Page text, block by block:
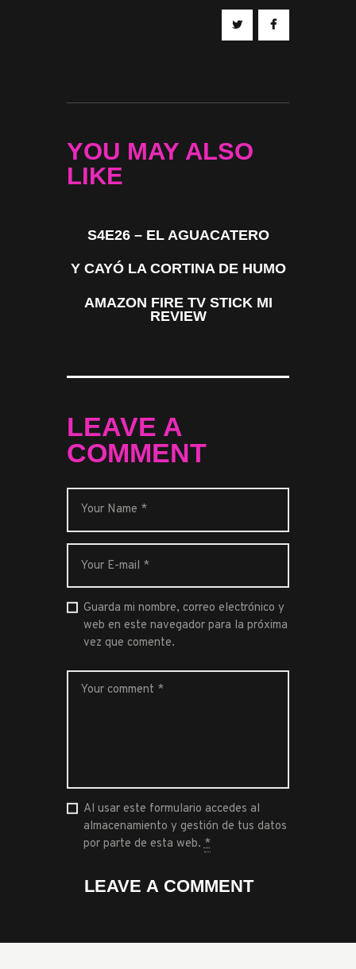
YOU MAY ALSO
LIKE
S4E26 – EL AGUACATERO
Y CAYÓ LA CORTINA DE HUMO
AMAZON FIRE TV STICK MI
REVIEW
LEAVE A
COMMENT
Guarda mi nombre, correo electrónico y
web en este navegador para la próxima
vez que comente.
Al usar este formulario accedes al
almacenamiento y gestión de tus datos
por parte de esta web.*